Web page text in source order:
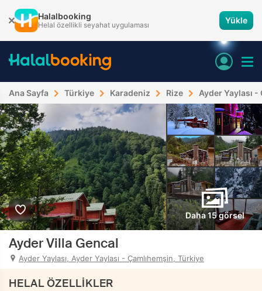
Halalbooking
Helal özellikli seyahat uygulaması Yükle
Ana Sayfa Türkiye Karadeniz Rize Ayder Yaylası -
Daha 15 görsel
Ayder Villa Gencal
Ayder Yaylası, Ayder Yaylası - Çamlıhemşin, Türkiye
HELAL ÖZELLİKLER